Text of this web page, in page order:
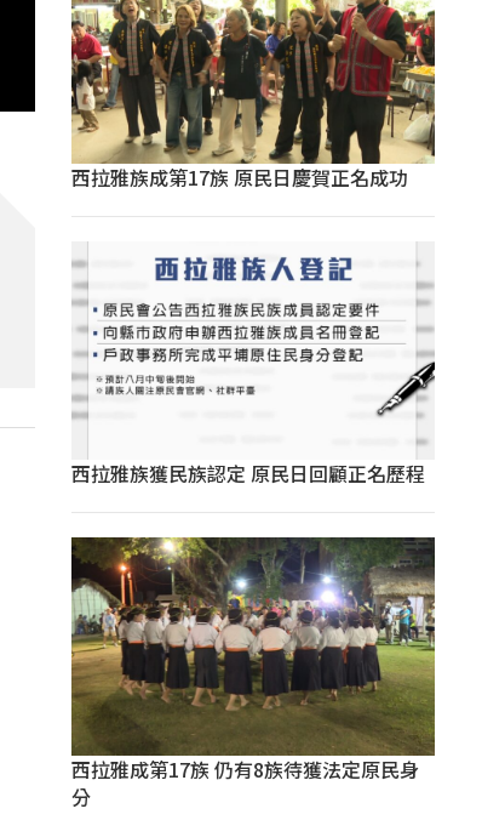
西拉雅族成第17族 原民日慶賀正名成功
西拉雅族獲民族認定 原民日回顧正名歷程
西拉雅成第17族 仍有8族待獲法定原民身
分